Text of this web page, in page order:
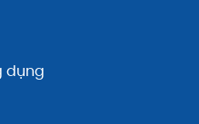
dụng